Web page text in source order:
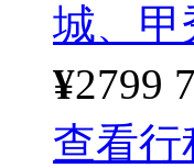
城、甲
¥2799
查看行